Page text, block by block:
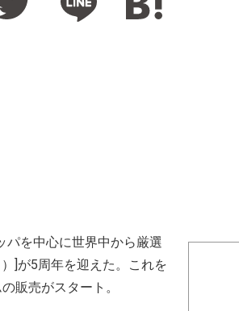
パを中心に世界中から厳選
]が5周年を迎えた。これを
販売がスタート。